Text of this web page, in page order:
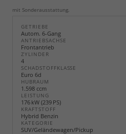
mit Sonderausstattung.
GETRIEBE
Autom. 6-Gang
ANTRIEBSACHSE
Frontantrieb
ZYLINDER
4
SCHADSTOFFKLASSE
Euro 6d
HUBRAUM
1.598 ccm
LEISTUNG
176 kW (239 PS)
KRAFTSTOFF
Hybrid Benzin
KATEGORIE
SUV/Geländewagen/Pickup